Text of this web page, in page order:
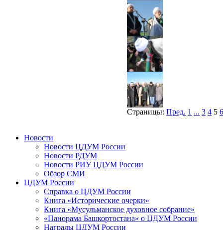
Страницы: Пред. 1 ... 3 4 5 6
Новости
Новости ЦДУМ России
Новости РДУМ
Новости РИУ ЦДУМ России
Обзор СМИ
ЦДУМ России
Справка о ЦДУМ России
Книга «Исторические очерки»
Книга «Мусульманское духовное собрание»
«Панорама Башкортостана» о ЦДУМ России
Награды ЦДУМ России